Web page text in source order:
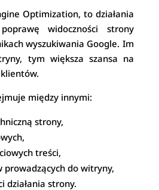
Optimization, to działania
widoczności strony
wyszukiwania Google. Im
tym większa szansa na
między innymi:
strony,
treści,
prowadzących do witryny,
działania strony.